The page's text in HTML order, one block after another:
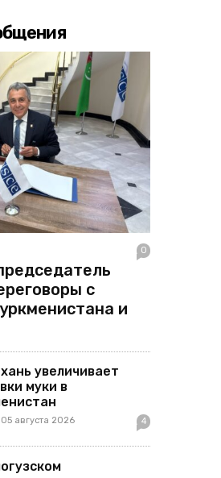
0
с
и
увеличивает
муки в
05 августа 2026 4